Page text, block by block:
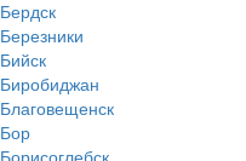
Бердск
Березники
Бийск
Биробиджан
Благовещенск
Бор
Борисоглебск